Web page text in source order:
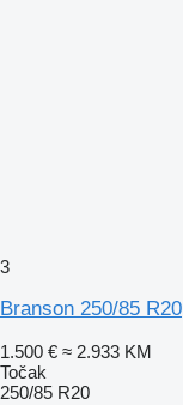
3
Branson 250/85 R20
1.500 € ≈ 2.933 KM
Točak
250/85 R20